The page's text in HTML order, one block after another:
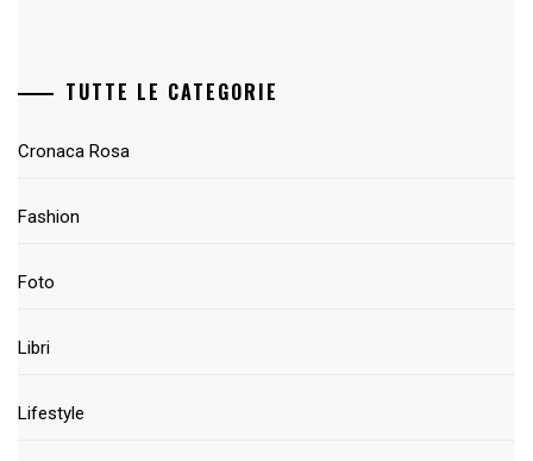
TUTTE LE CATEGORIE
Cronaca Rosa
Fashion
Foto
Libri
Lifestyle